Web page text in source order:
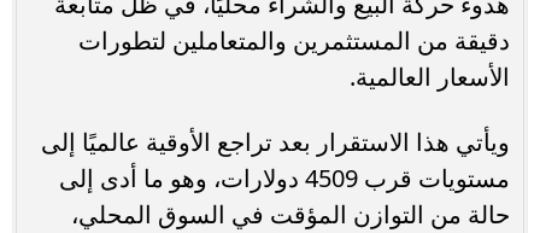
دقيقة من المستثمرين والمتعاملين لتطورات
الأسعار العالمية.
ويأتي هذا الاستقرار بعد تراجع الأوقية عالميًا إلى
مستويات قرب 4509 دولارات، وهو ما أدى إلى
حالة من التوازن المؤقت في السوق المحلي،